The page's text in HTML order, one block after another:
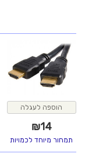
הוספה לעגלה
₪14
תמחור מיוחד לכמויות